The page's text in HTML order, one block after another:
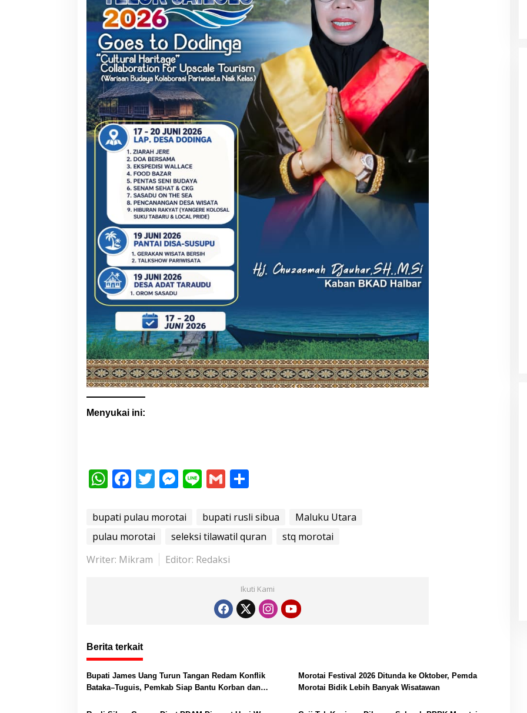
Menyukai ini:
W
at
s
A
F
e
b
o
T
itt
er
M
ss
e
n
Li
e
G
ai
l
ar
e
bupati pulau morotai bupati rusli sibua
Maluku Utara
pulau morotai
seleksi tilawatil quran
stq morotai
Writer: Mikram
Editor: Redaksi
Ikuti Kami
Berita terkait
Bupati James Uang Turun Tangan Redam Konflik
Bataka–Tuguis, Pemkab Siap Bantu Korban dan
Morotai Festival 2026 Ditunda ke Oktober, Pemda
Morotai Bidik Lebih Banyak Wisatawan
Warga Terdampak Bencana Kao
RSUD Morotai dan Faskes sejak
2022